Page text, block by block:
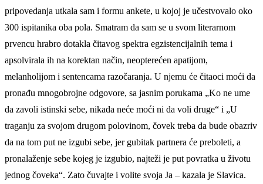
pripovedanja utkala sam i formu ankete, u kojoj je učestvovalo oko
300 ispitanika oba pola. Smatram da sam se u svom literarnom
prvencu hrabro dotakla čitavog spektra egzistencijalnih tema i
apsolvirala ih na korektan način, neopterećen apatijom,
melanholijom i sentencama razočaranja. U njemu će čitaoci moći da
pronađu mnogobrojne odgovore, sa jasnim porukama „Ko ne ume
da zavoli istinski sebe, nikada neće moći ni da voli druge“ i „U
traganju za svojom drugom polovinom, čovek treba da bude obazriv
da na tom put ne izgubi sebe, jer gubitak partnera će preboleti, a
pronalaženje sebe kojeg je izgubio, najteži je put povratka u životu
jednog čoveka“. Zato čuvajte i volite svoja Ja – kazala je Slavica.